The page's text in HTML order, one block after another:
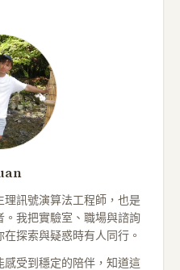
訊號演算法工程師，也是
。我把實驗室、職場與諮詢
探索與疑惑時有人同行。
受到穩定的陪伴，知道這